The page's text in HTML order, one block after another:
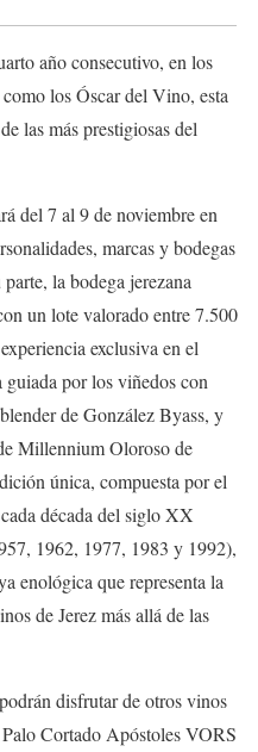
año consecutivo, en los
los Óscar del Vino, esta
las más prestigiosas del
del 7 al 9 de noviembre en
marcas y bodegas
la bodega jerezana
un lote valorado entre 7.500
exclusiva en el
por los viñedos con
de González Byass, y
Millennium Oloroso de
única, compuesta por el
década del siglo XX
1962, 1977, 1983 y 1992),
enológica que representa la
de Jerez más allá de las
disfrutar de otros vinos
Cortado Apóstoles VORS